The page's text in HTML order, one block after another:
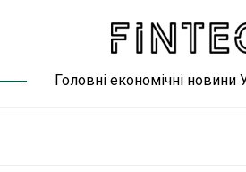
Головні економічні новини